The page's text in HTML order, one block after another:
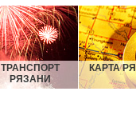
ТРАНСПОРТ
РЯЗАНИ
КАРТА